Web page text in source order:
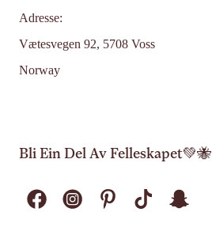
Adresse:
Vætesvegen 92, 5708 Voss
Norway
Bli Ein Del Av Felleskapet💚🐝